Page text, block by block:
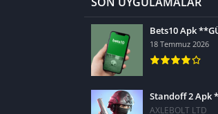
Bets10 Apk
18 Temmuz 2026
Standoff 2 Apk
AXLEBOLT LTD